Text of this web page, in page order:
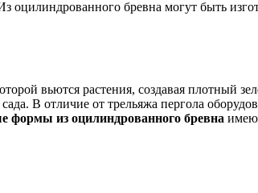
оцилиндрованного бревна могут быть
вьются растения, создавая плотный
В отличие от трельяжа пергола
формы из оцилиндрованного бревна